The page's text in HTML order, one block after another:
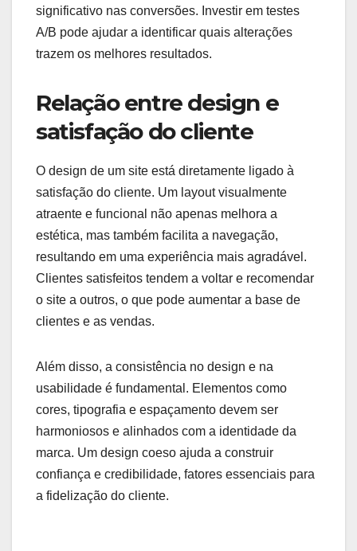
visitantes em até 30%.
Esses exemplos indicam que pequenas
processo de compra ou a melhoria da
responsividade do site, podem ter um impacto
significativo nas conversões. Investir em testes
trazem os melhores resultados.
Relação entre design e
satisfação do cliente
O design de um site está diretamente ligado à
satisfação do cliente. Um layout visualmente
estética, mas também facilita a navegação,
resultando em uma experiência mais agradável.
Clientes satisfeitos tendem a voltar e recomendar
o site a outros, o que pode aumentar a base de
clientes e as vendas.
Além disso, a consistência no design e na